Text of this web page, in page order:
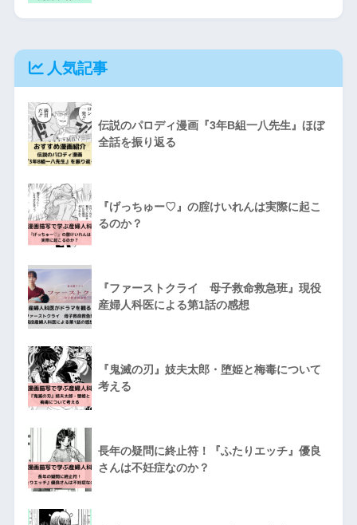
人気記事
伝説のパロディ漫画『3年B組一八先生』ほぼ
全話を振り返る
『げっちゅー♡』の腟けいれんは実際に起こ
るのか？
『ファーストクライ 母子救命救急班』現役
産婦人科医による第1話の感想
『鬼滅の刃』妓夫太郎・堕姫と梅毒について
考える
長年の疑問に終止符！『ふたりエッチ』優良
さんは不妊症なのか？